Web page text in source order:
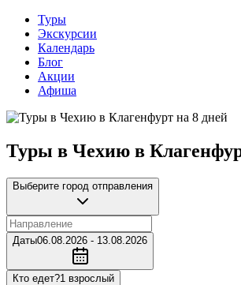
Туры
Экскурсии
Календарь
Блог
Акции
Афиша
Туры в Чехию в
Выберите город отправления
Даты06.08.2026 - 13.08.2026
Кто едет?1 взрослый